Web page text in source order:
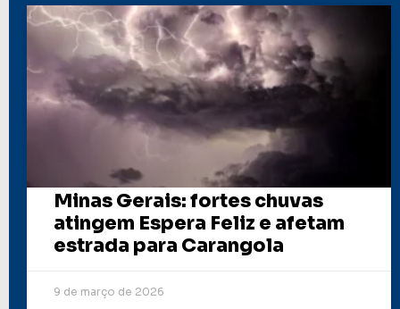
Minas Gerais: fortes chuvas
atingem Espera Feliz e afetam
estrada para Carangola
9 de março de 2026